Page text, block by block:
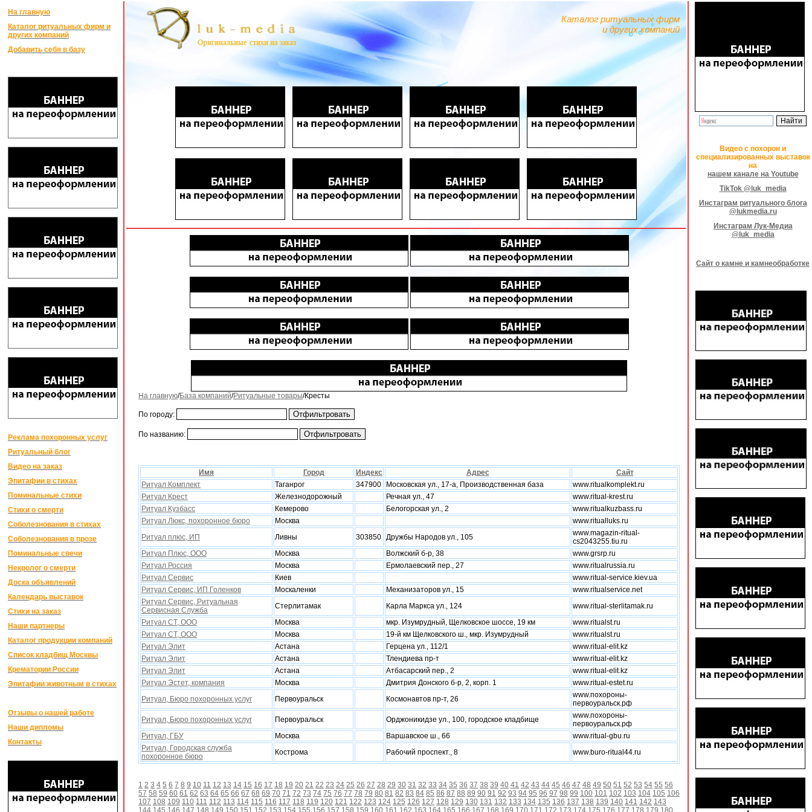
На главную
Каталог ритуальных фирм и
других компаний
Добавить себя в базу
Реклама похоронных услуг
Ритуальный блог
Видео на заказ
Эпитафии в стихах
Поминальные стихи
Стихи о смерти
Соболезнования в стихах
Соболезнования в прозе
Поминальные свечи
Некролог о смерти
Доска объявлений
Календарь выставок
Стихи на заказ
Наши партнеры
Каталог продукции компаний
Список кладбищ Москвы
Крематории России
Эпитафии животным в стихах
Отзывы о нашей работе
Наши дипломы
Контакты
Каталог ритуальных фирм
и других компаний
На главную/База компаний/Ритуальные товары/Кресты
По городу:
По названию:
Имя Город Индекс Адрес
Сайт
Ритуал Комплект
Таганрог 347900 Московская ул., 17-а, Производственная база
www.ritualkomplekt.ru
Ритуал Крест
Железнодорожный Речная ул., 47
www.ritual-krest.ru
Ритуал Кузбасс
Кемерово Белогорская ул., 2
www.ritualkuzbass.ru
Ритуал Люкс, похоронное бюро
Москва
www.ritualluks.ru
Ритуал плюс, ИП
Ливны 303850 Дружбы Народов ул., 105
www.magazin-ritual-
cs2043255.tiu.ru
Ритуал Плюс, ООО
Москва Волжский б-р, 38
www.grsrp.ru
Ритуал Россия
Москва Ермолаевский пер., 27
www.ritualrussia.ru
Ритуал Сервис
Киев
www.ritual-service.kiev.ua
Ритуал Сервис, ИП Голенков
Москаленки Механизаторов ул., 15
www.ritualservice.net
Ритуал Сервис, Ритуальная
Сервисная Служба
Стерлитамак Карла Маркса ул., 124
www.ritual-sterlitamak.ru
Ритуал СТ, ООО
Москва мкр. Изумрудный, Щелковское шоссе, 19 км
www.ritualst.ru
Ритуал СТ, ООО
Москва 19-й км Щелковского ш., мкр. Изумрудный
www.ritualst.ru
Ритуал Элит
Астана Герцена ул., 112/1
www.ritual-elit.kz
Ритуал Элит
Астана Тлендиева пр-т
www.ritual-elit.kz
Ритуал Элит
Астана Атбасарский пер., 2
www.ritual-elit.kz
Ритуал Эстет, компания
Москва Дмитрия Донского б-р, 2, корп. 1
www.ritual-estet.ru
Ритуал, Бюро поxоронныx услуг
Первоуральск Космонавтов пр-т, 26
www.похороны-
первоуральск.рф
Ритуал, Бюро поxоронныx услуг
Первоуральск Орджоникидзе ул., 100, городское кладбище
www.похороны-
первоуральск.рф
Ритуал, ГБУ
Москва Варшавское ш., 66
www.ritual-gbu.ru
Ритуал, Городская служба
похоронное бюро
Кострома Рабочий проспект., 8 www.buro-ritual44.ru
1 2 3 4 5 6 7 8 9 10 11 12 13 14 15 16 17 18 19 20 21 22 23 24 25 26 27 28 29 30 31 32 33 34 35 36 37 38 39 40 41 42 43 44 45 46 47 48 49 50 51 52 53 54 55 56
57 58 59 60 61 62 63 64 65 66 67 68 69 70 71 72 73 74 75 76 77 78 79 80 81 82 83 84 85 86 87 88 89 90 91 92 93 94 95 96 97 98 99 100 101 102 103 104 105 106
107 108 109 110 111 112 113 114 115 116 117 118 119 120 121 122 123 124 125 126 127 128 129 130 131 132 133 134 135 136 137 138 139 140 141 142 143
144 145 146 147 148 149 150 151 152 153 154 155 156 157 158 159 160 161 162 163 164 165 166 167 168 169 170 171 172 173 174 175 176 177 178 179 180
Видео с похорон и
специализированных выставок
на
нашем канале на Youtube
TikTok @luk_media
Инстаграм ритуального блога
@lukmedia.ru
Инстаграм Лук-Медиа
@luk_media
Сайт о камне и камнеобработке